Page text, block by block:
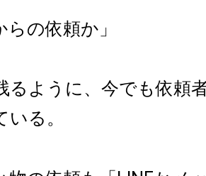
らの依頼か」
るように、今でも依頼
る。